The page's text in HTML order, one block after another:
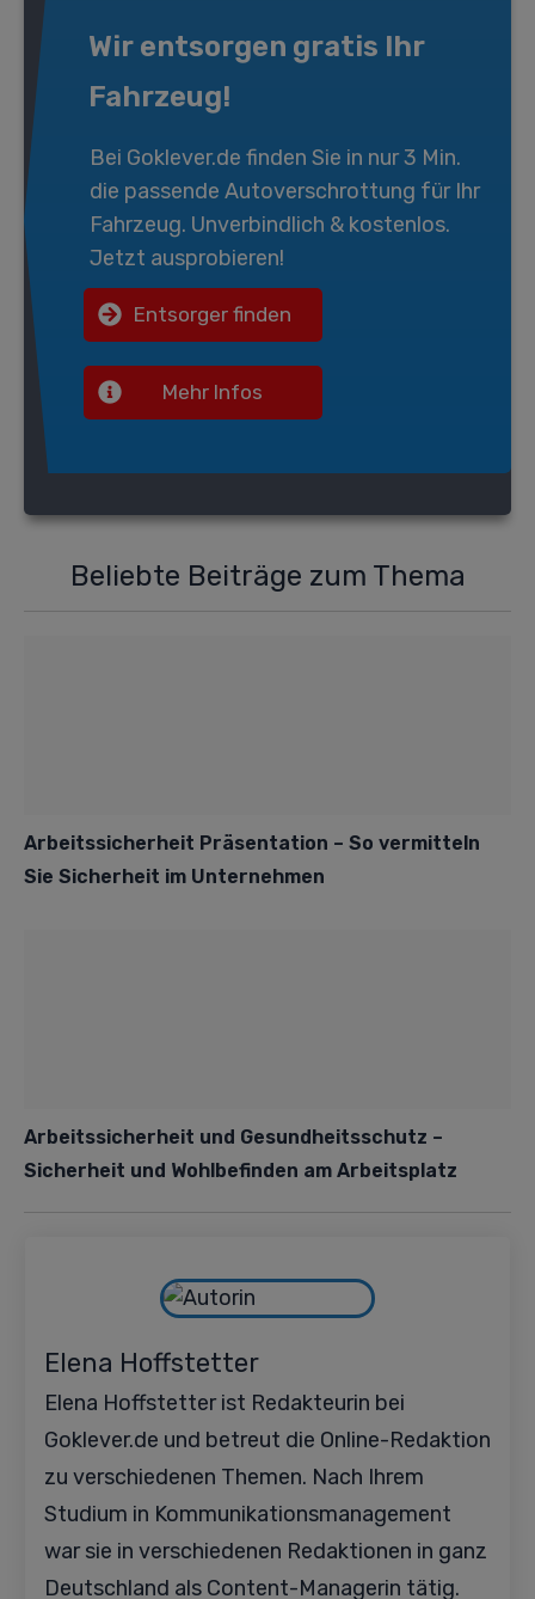
Wir entsorgen gratis Ihr
Fahrzeug!
Bei Goklever.de finden Sie in nur 3 Min.
die passende Autoverschrottung für Ihr
Fahrzeug. Unverbindlich & kostenlos.
Jetzt ausprobieren!
Entsorger finden
Mehr Infos
Beliebte Beiträge zum Thema
Arbeitssicherheit Präsentation – So vermitteln
Sie Sicherheit im Unternehmen
Arbeitssicherheit und Gesundheitsschutz –
Sicherheit und Wohlbefinden am Arbeitsplatz
Elena Hoffstetter
Elena Hoffstetter ist Redakteurin bei
Goklever.de und betreut die Online-Redaktion
zu verschiedenen Themen. Nach Ihrem
Studium in Kommunikationsmanagement
war sie in verschiedenen Redaktionen in ganz
Deutschland als Content-Managerin tätig.